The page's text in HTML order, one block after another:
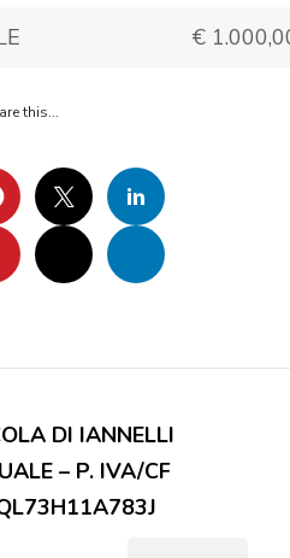
€
this…
DI IANNELLI
– P. IVA/CF